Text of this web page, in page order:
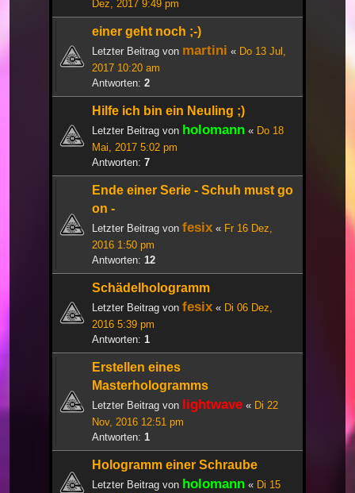
Dez, 2017 9:49 pm
einer geht noch ;-)
Letzter Beitrag von martini « Do 13 Jul,
2017 10:20 am
Antworten: 2
Hilfe ich bin ein Neuling ;)
Letzter Beitrag von holomann « Do 18
Mai, 2017 5:02 pm
Antworten: 7
Ende einer Serie - Schuh must go
on -
Letzter Beitrag von fesix « Fr 16 Dez,
2016 1:50 pm
Antworten: 12
Schädelhologramm
Letzter Beitrag von fesix « Di 06 Dez,
2016 5:39 pm
Antworten: 1
Erstellen eines
Masterhologramms
Letzter Beitrag von lightwave « Di 22
Nov, 2016 12:51 pm
Antworten: 1
Hologramm einer Schraube
Letzter Beitrag von holomann « Di 15